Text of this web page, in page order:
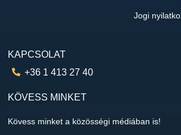
Jogi
KAPCSOLAT
+36 1 413 27 40
KÖVESS MINKET
Kövess minket a közösségi médiában is!